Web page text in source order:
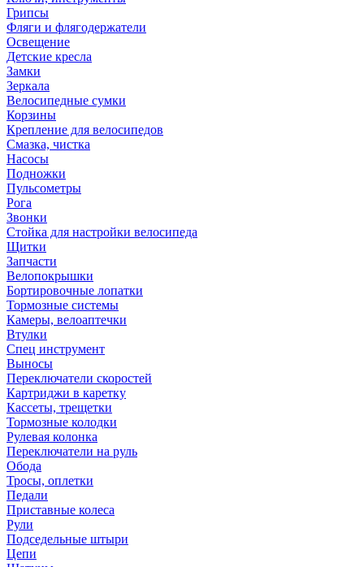
Грипсы
Фляги и флягодержатели
Освещение
Детские кресла
Замки
Зеркала
Велосипедные сумки
Корзины
Крепление для велосипедов
Смазка, чистка
Насосы
Подножки
Пульсометры
Рога
Звонки
Стойка для настройки велосипеда
Щитки
Запчасти
Велопокрышки
Бортировочные лопатки
Тормозные системы
Камеры, велоаптечки
Втулки
Спец инструмент
Выносы
Переключатели скоростей
Картриджи в каретку
Кассеты, трещетки
Тормозные колодки
Рулевая колонка
Переключатели на руль
Обода
Тросы, оплетки
Педали
Приставные колеса
Рули
Подседельные штыри
Цепи